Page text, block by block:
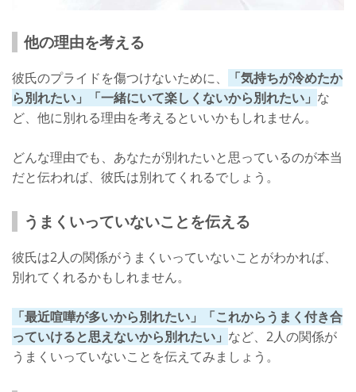
他の理由を考える
彼氏のプライドを傷つけないために、
「気持ちが冷めたか
ら別れたい」「一緒にいて楽しくないから別れたい」 な
ど、他に別れる理由を考えるといいかもしれません。
どんな理由でも、あなたが別れたいと思っているのが本当
だと伝われば、彼氏は別れてくれるでしょう。
うまくいっていないことを伝える
彼氏は2人の関係がうまくいっていないことがわかれば、
別れてくれるかもしれません。
「最近喧嘩が多いから別れたい」「これからうまく付き合
っていけると思えないから別れたい」 など、2人の関係が
うまくいっていないことを伝えてみましょう。